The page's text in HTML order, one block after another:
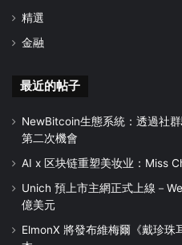
精選
金融
最近的帖子
NewBitcoin生態系統：透過社
第二次機會
AI x 区块链重塑美妆业：Miss
Unich 預上市主網正式上線－
億美元
ElmonX 將發布維梅爾《戴珍